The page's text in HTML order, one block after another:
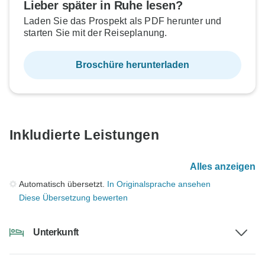
Lieber später in Ruhe lesen?
Laden Sie das Prospekt als PDF herunter und
starten Sie mit der Reiseplanung.
Broschüre herunterladen
Inkludierte Leistungen
Alles anzeigen
Automatisch übersetzt. In Originalsprache ansehen
Diese Übersetzung bewerten
Unterkunft